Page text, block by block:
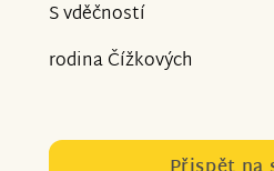
S vděčností
rodina Čížkových